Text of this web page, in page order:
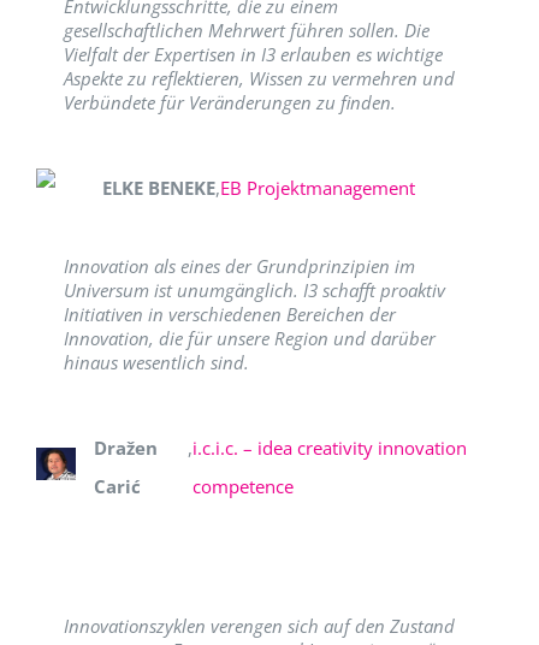
Entwicklungsschritte, die zu einem
gesellschaftlichen Mehrwert führen sollen. Die
Vielfalt der Expertisen in I3 erlauben es wichtige
Aspekte zu reflektieren, Wissen zu vermehren und
Verbündete für Veränderungen zu finden.
ELKE BENEKE,EB Projektmanagement
Innovation als eines der Grundprinzipien im
Universum ist unumgänglich. I3 schafft proaktiv
Initiativen in verschiedenen Bereichen der
Innovation, die für unsere Region und darüber
hinaus wesentlich sind.
Dražen
Carić
,i.c.i.c. – idea creativity innovation
competence
Innovationszyklen verengen sich auf den Zustand